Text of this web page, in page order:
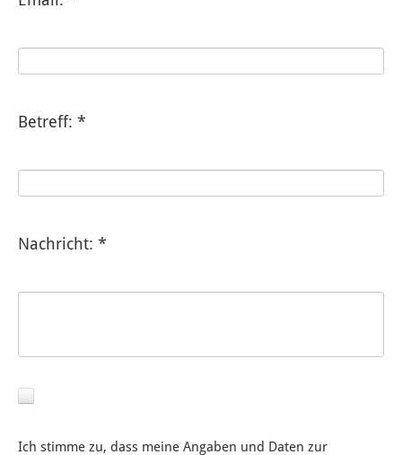
Betreff: *
Nachricht: *
Ich stimme zu, dass meine Angaben und Daten zur